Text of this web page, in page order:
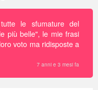
le sfumature del
più belle", le mie frasi
voto ma ridisposte a
7 anni e 3 mesi fa